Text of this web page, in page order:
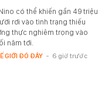
có thể khiến gần 49 triệu
rơi vào tình trạng thiếu
thực nghiêm trọng vào
năm tới.
GIỚI ĐÓ ĐÂY - 6 giờ trước